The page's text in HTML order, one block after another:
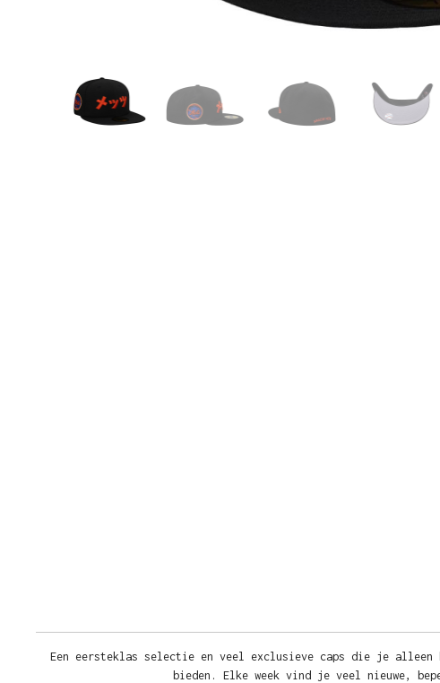
Een eersteklas selectie en veel exclusieve caps die je alleen
bieden. Elke week vind je veel nieuwe,